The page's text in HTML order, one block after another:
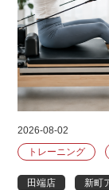
2026-08-02
トレーニング
田端店 新町